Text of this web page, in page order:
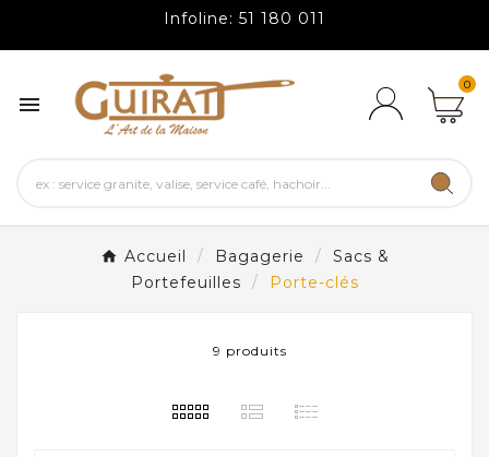
Infoline: 51 180 011

0
Accueil Bagagerie
Sacs &
Portefeuilles
Porte-clés
9 produits